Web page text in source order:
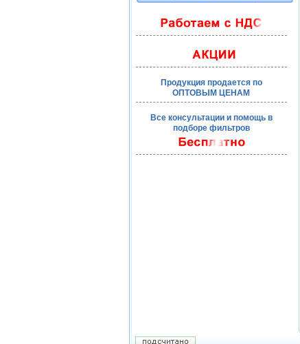
Продукция продается по
ОПТОВЫМ ЦЕНАМ
Все консультации и помощь в
подборе фильтров